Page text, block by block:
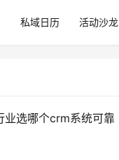
私域日历 活动沙龙
业选哪个crm系统可靠